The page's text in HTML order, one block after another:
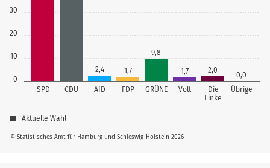
0
10
20
30
SPD CDU AfD FDP GRÜNE Volt
Die
Linke
Übrige
2,4 1,7
9,8
1,7 2,0
0,0
© Statistisches Amt für Hamburg und Schleswig-Holstein 2026
Aktuelle Wahl